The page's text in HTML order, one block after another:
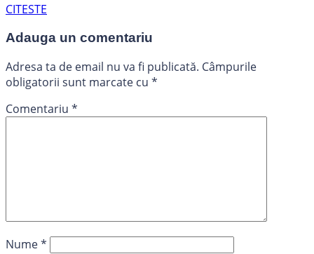
CITESTE
Adauga un comentariu
Adresa ta de email nu va fi publicată. Câmpurile
obligatorii sunt marcate cu *
Comentariu *
Nume*